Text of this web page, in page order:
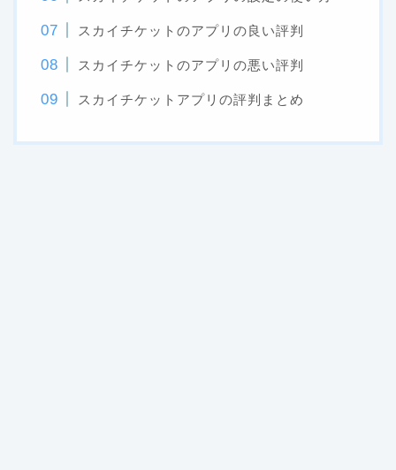
スカイチケットのアプリの良い評判
スカイチケットのアプリの悪い評判
スカイチケットアプリの評判まとめ